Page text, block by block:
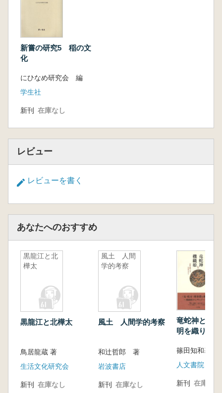
新嘗の研究5 稲の文
化
にひなめ研究会 編
学生社
新刊 在庫なし
レビュー
レビューを書く
あなたへのおすすめ
黒龍江と北
樺太
黒龍江と北樺太
鳥居龍蔵 著
生活文化研究会
新刊 在庫なし
風土 人間
学的考察
風土 人間学的考察
和辻哲郎 著
岩波書店
新刊 在庫なし
竜蛇神と機
明を織りな
篠田知和基
人文書院
新刊 在庫なし